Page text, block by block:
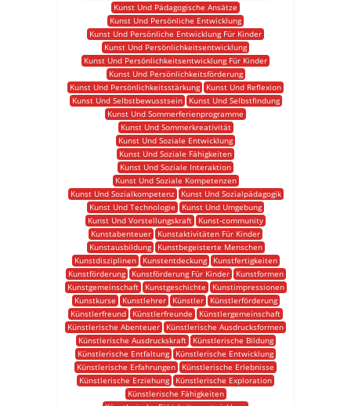
Kunst Und Pädagogische Ansätze
Kunst Und Persönliche Entwicklung
Kunst Und Persönliche Entwicklung Für Kinder
Kunst Und Persönlichkeitsentwicklung
Kunst Und Persönlichkeitsentwicklung Für Kinder
Kunst Und Persönlichkeitsförderung
Kunst Und Persönlichkeitsstärkung
Kunst Und Reflexion
Kunst Und Selbstbewusstsein
Kunst Und Selbstfindung
Kunst Und Sommerferienprogramme
Kunst Und Sommerkreativität
Kunst Und Soziale Entwicklung
Kunst Und Soziale Fähigkeiten
Kunst Und Soziale Interaktion
Kunst Und Soziale Kompetenzen
Kunst Und Sozialkompetenz
Kunst Und Sozialpädagogik
Kunst Und Technologie
Kunst Und Umgebung
Kunst Und Vorstellungskraft
Kunst-community
Kunstabenteuer
Kunstaktivitäten Für Kinder
Kunstausbildung
Kunstbegeisterte Menschen
Kunstdisziplinen
Kunstentdeckung
Kunstfertigkeiten
Kunstförderung
Kunstförderung Für Kinder
Kunstformen
Kunstgemeinschaft
Kunstgeschichte
Kunstimpressionen
Kunstkurse
Kunstlehrer Künstler
Künstlerförderung
Künstlerfreund
Künstlerfreunde
Künstlergemeinschaft
Künstlerische Abenteuer
Künstlerische Ausdrucksformen
Künstlerische Ausdruckskraft
Künstlerische Bildung
Künstlerische Entfaltung
Künstlerische Entwicklung
Künstlerische Erfahrungen
Künstlerische Erlebnisse
Künstlerische Erziehung
Künstlerische Exploration
Künstlerische Fähigkeiten